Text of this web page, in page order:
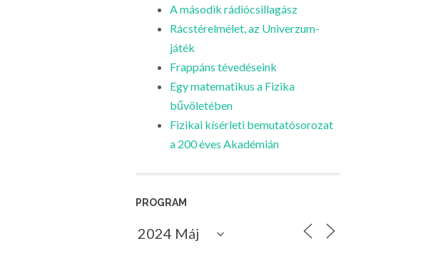
A második rádiócsillagász
Rácstérelmélet, az Univerzum-
játék
Frappáns tévedéseink
Egy matematikus a Fizika
bűvöletében
Fizikai kísérleti bemutatósorozat
a 200 éves Akadémián
PROGRAM